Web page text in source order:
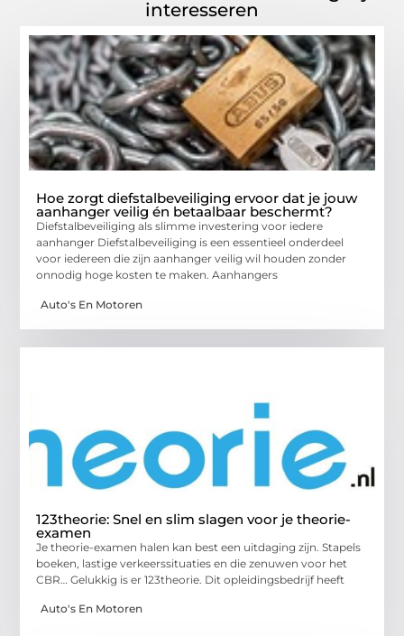
interesseren
Hoe zorgt diefstalbeveiliging ervoor dat je jouw
aanhanger veilig én betaalbaar beschermt?
Diefstalbeveiliging als slimme investering voor iedere
aanhanger Diefstalbeveiliging is een essentieel onderdeel
voor iedereen die zijn aanhanger veilig wil houden zonder
onnodig hoge kosten te maken. Aanhangers
Auto's En Motoren
123theorie: Snel en slim slagen voor je theorie-
examen
Je theorie-examen halen kan best een uitdaging zijn. Stapels
boeken, lastige verkeerssituaties en die zenuwen voor het
CBR… Gelukkig is er 123theorie. Dit opleidingsbedrijf heeft
Auto's En Motoren